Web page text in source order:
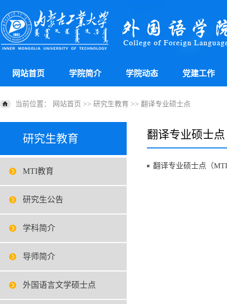
网站首页 学院简介 学院动态 党建工作
当前位置： 网站首页 >> 研究生教育 >> 翻译专业硕士点
研究生教育
MTI教育
研究生公告
学科简介
导师简介
外国语言文学硕士点
翻译专业硕士点
翻译专业硕士点（